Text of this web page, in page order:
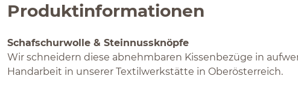
Produktinformationen
Schafschurwolle & Steinnussknöpfe
Wir schneidern diese abnehmbaren Kissenbezüge in
Handarbeit in unserer Textilwerkstätte in Oberösterreich.